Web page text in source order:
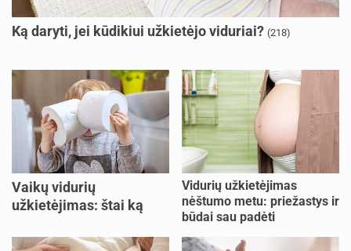
Ką daryti, jei kūdikiui užkietėjo viduriai? (218)
Vaikų vidurių
užkietėjimas: štai ką
Vidurių užkietėjimas
nėštumo metu: priežastys ir
būdai sau padėti